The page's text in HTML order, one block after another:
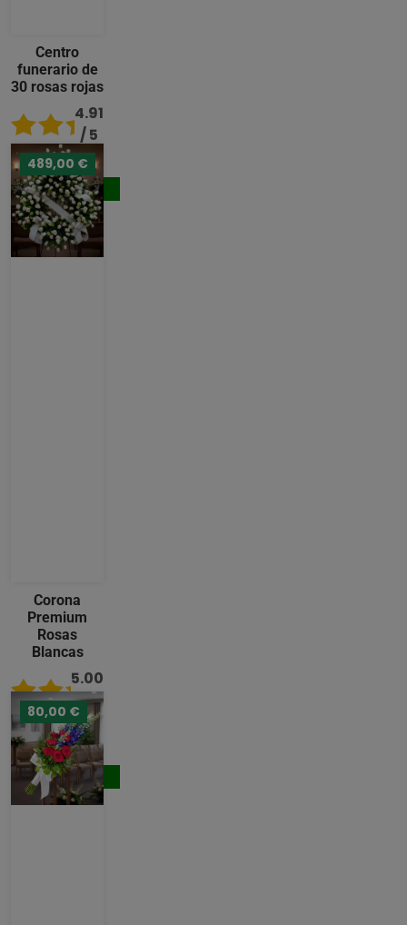
Centro
funerario de
30 rosas rojas
4.91
/ 5
176,00 €
Comprar
489,00 €
Corona
Premium
Rosas
Blancas
5.00
/ 5
489,00
€
Comprar
80,00 €